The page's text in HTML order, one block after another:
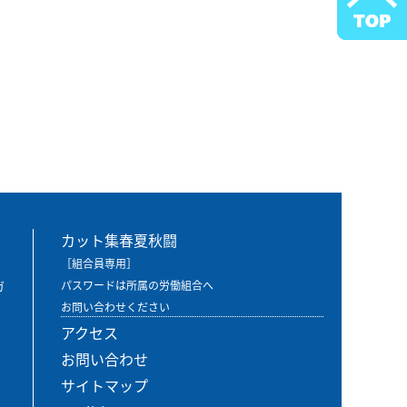
カット集春夏秋闘
［組合員専用］
パスワードは所属の労働組合へ
お問い合わせください
アクセス
お問い合わせ
サイトマップ